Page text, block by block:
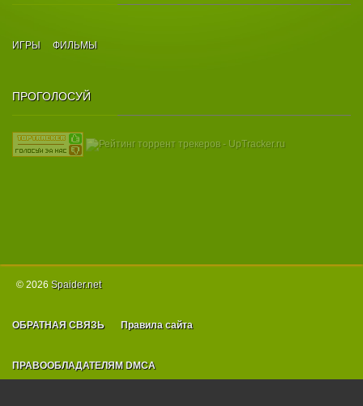
ИГРЫ ФИЛЬМЫ
ПРОГОЛОСУЙ
© 2026 Spаider.net
ОБРАТНАЯ СВЯЗЬ Правила сайта
ПРАВООБЛАДАТЕЛЯМ DMCA